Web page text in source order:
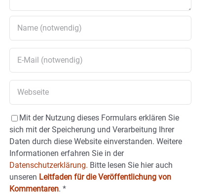
Mit der Nutzung dieses Formulars erklären Sie
sich mit der Speicherung und Verarbeitung Ihrer
Daten durch diese Website einverstanden. Weitere
Informationen erfahren Sie in der
Datenschutzerklärung. Bitte lesen Sie hier auch
unseren Leitfaden für die Veröffentlichung von
Kommentaren. *